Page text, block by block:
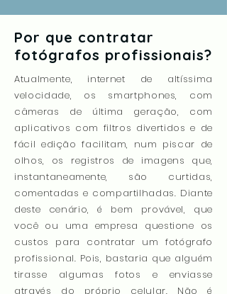
Por que contratar
fotógrafos profissionais?
Atualmente, internet de altíssima
velocidade, os smartphones, com
câmeras de última geração, com
aplicativos com filtros divertidos e de
fácil edição facilitam, num piscar de
olhos, os registros de imagens que,
instantaneamente, são curtidas,
comentadas e compartilhadas. Diante
deste cenário, é bem provável, que
você ou uma empresa questione os
custos para contratar um fotógrafo
profissional. Pois, bastaria que alguém
tirasse algumas fotos e enviasse
através do próprio celular. Não é